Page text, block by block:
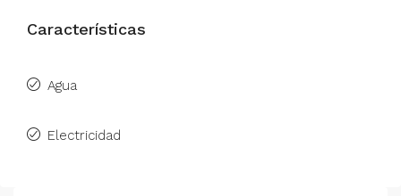
Características
Agua
Electricidad